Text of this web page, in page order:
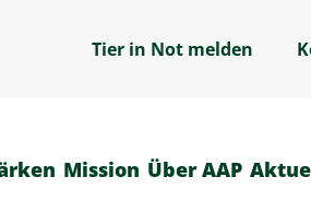
Tier in Not melden
Mission Über AAP